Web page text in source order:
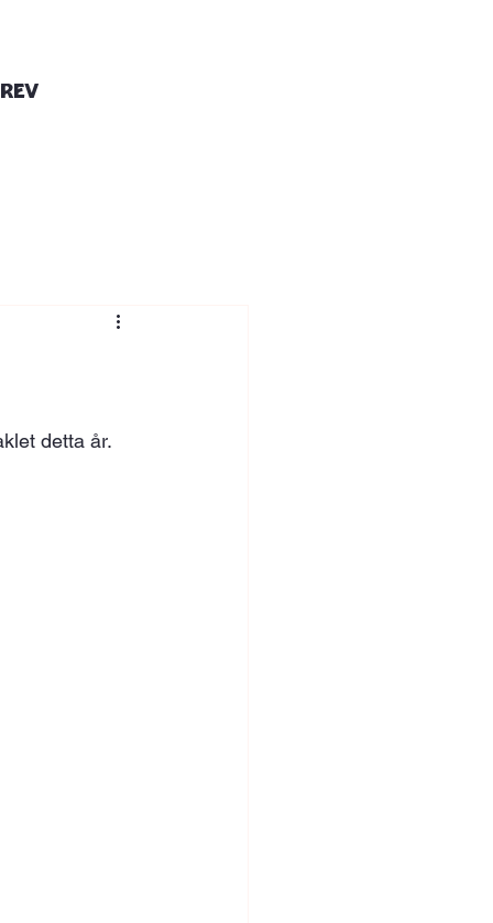
detta år.